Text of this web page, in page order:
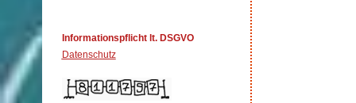
Informationspflicht lt. DSGVO
Datenschutz